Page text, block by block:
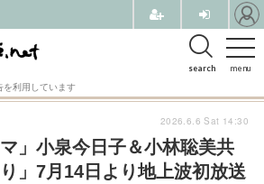
menu
search
利用しています
マ」小泉今日子＆小林聡美共
」7月14日より地上波初放送
2026.6.6 Sat 14:30